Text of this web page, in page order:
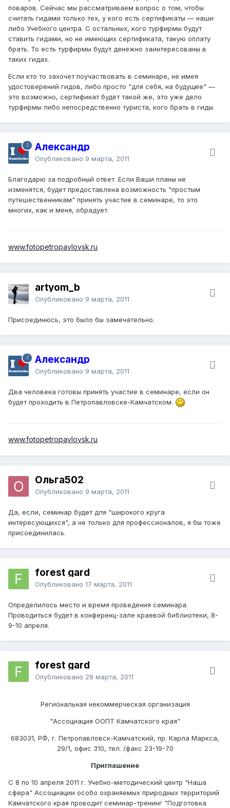
поваров. Сейчас мы рассматриваем вопрос о том, чтобы
считать гидами только тех, у кого есть сертификаты — наши
либо Учебного центра. С остальных, кого турфирмы будут
ставить гидами, но не имеющих сертификата, такую оплату
брать. То есть турфирмы будут денежно заинтересованы в
таких гидах.
Если кто то захочет поучаствовать в семинаре, не имея
удостоверений гидов, либо просто "для себя, на будущее" —
это возможно, сертификат будет такой же, это уже дело
турфирмы либо непосредственно туриста, кого брать в гиды.
Александр
Опубликовано 9 марта, 2011
Благодарю за подробный ответ. Если Ваши планы не
изменятся, будет предоставлена возможность "простым
путешественникам" принять участие в семинаре, то это
многих, как и меня, обрадует.
www.fotopetropavlovsk.ru
artyom_b
Опубликовано 9 марта, 2011
Присоединюсь, это было бы замечательно.
Александр
Опубликовано 9 марта, 2011
Два человека готовы принять участие в семинаре, если он
будет проходить в Петропавловске-Камчатском.
www.fotopetropavlovsk.ru
Ольга502
Опубликовано 9 марта, 2011
Да, если, семинар будет для "широкого круга
интересующихся", а не только для профессионалов, я бы тоже
присоединилась.
forest gard
Опубликовано 17 марта, 2011
Определилось место и время проведения семинара.
Проводиться будет в конференц-зале краевой библиотеки, 8-
9-10 апреля.
forest gard
Опубликовано 28 марта, 2011
Региональная некоммерческая организация
"Ассоциация ООПТ Камчатского края"
683031, РФ, г. Петропавловск-Камчатский, пр. Карла Маркса,
29/1, офис 310, тел. /факс 23-19-70
Приглашение
С 8 по 10 апреля 2011 г. Учебно-методический центр "Наша
сфера" Ассоциации особо охраняемых природных территорий
Камчатского края проводит семинар-тренинг "Подготовка